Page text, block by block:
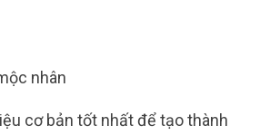
nhân
cơ bản tốt nhất để tạo thành